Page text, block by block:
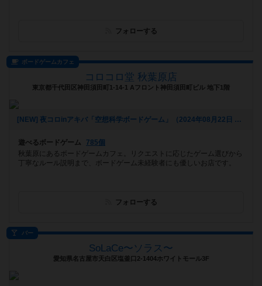
フォローする
ボードゲームカフェ
コロコロ堂 秋葉原店
東京都千代田区神田須田町1-14-1 Aフロント神田須田町ビル 地下1階
[NEW] 夜コロinアキバ「空想科学ボードゲーム」（2024年08月22日 18時03分）
遊べるボードゲーム
785個
秋葉原にあるボードゲームカフェ。リクエストに応じたゲーム選びから
丁寧なルール説明まで、ボードゲーム未経験者にも優しいお店です。
フォローする
バー
SoLaCe〜ソラス〜
愛知県名古屋市天白区塩釜口2-1404ホワイトモール3F